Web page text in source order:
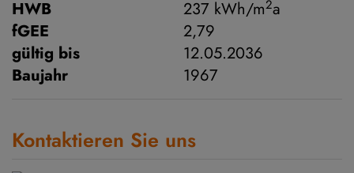
HWB
237 kWh/m2a
fGEE
2,79
gültig bis
12.05.2036
Baujahr
1967
Kontaktieren Sie uns